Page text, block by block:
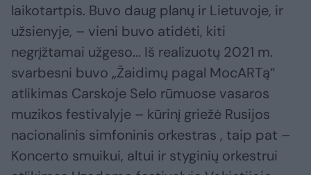
laikotartpis. Buvo daug planų ir Lietuvoje, ir
užsienyje, – vieni buvo atidėti, kiti
negrįžtamai užgeso... Iš realizuotų 2021 m.
svarbesni buvo „Žaidimų pagal MocARTą“
atlikimas Carskoje Selo rūmuose vasaros
muzikos festivalyje – kūrinį griežė Rusijos
nacionalinis simfoninis orkestras , taip pat –
Koncerto smuikui, altui ir styginių orkestrui